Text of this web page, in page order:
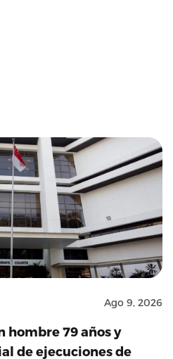
Ago 9, 2026
hombre 79 años y
de ejecuciones de